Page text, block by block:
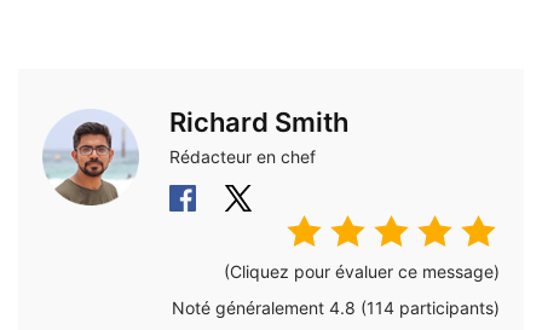
Richard Smith
Rédacteur en chef
(Cliquez pour évaluer ce message)
Noté généralement 4.8 (114 participants)